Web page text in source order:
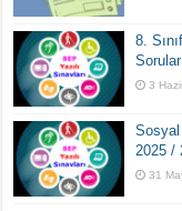
8.
3
Sosyal
2025 /
31